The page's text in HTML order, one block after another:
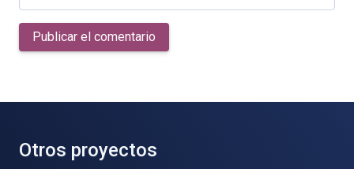
Publicar el comentario
Otros proyectos